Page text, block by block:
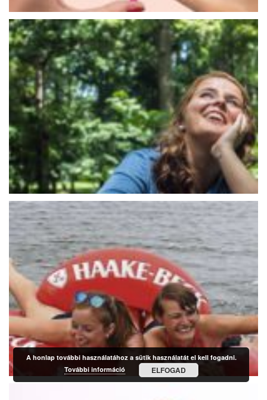
A honlap további használatához a sütik használatát el kell fogadni.
További információ
ELFOGAD